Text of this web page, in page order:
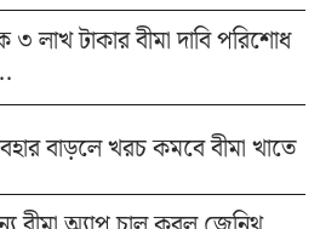
লাখ টাকার বীমা দাবি পরিশোধ
বাড়লে খরচ কমবে বীমা খাতে